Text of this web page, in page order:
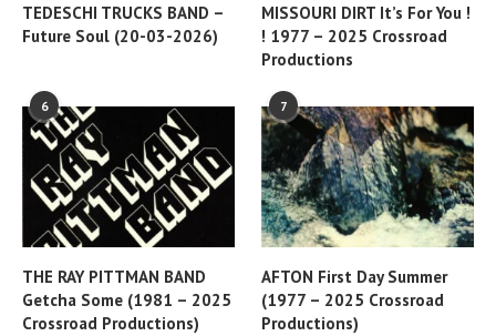
TEDESCHI TRUCKS BAND –
Future Soul (20-03-2026)
MISSOURI DIRT It’s For You !
! 1977 – 2025 Crossroad
Productions
6
THE RAY PITTMAN BAND
Getcha Some (1981 – 2025
Crossroad Productions)
7
AFTON First Day Summer
(1977 – 2025 Crossroad
Productions)